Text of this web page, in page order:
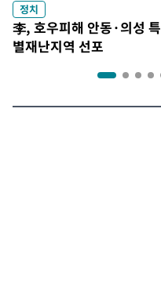
정치
李, 호우피해 안동·의성 특
별재난지역 선포